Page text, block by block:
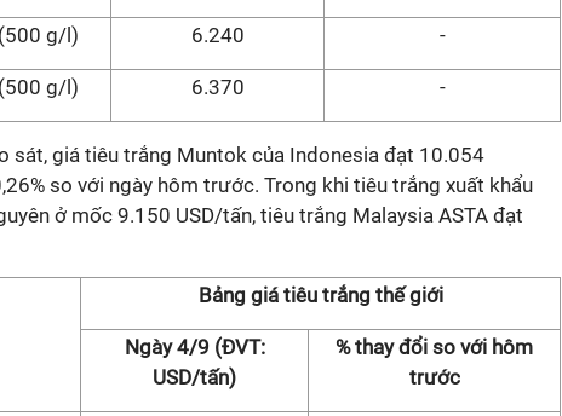
g/l) 6.240 -
g/l) 6.370 -
sát, giá tiêu trắng Muntok của Indonesia đạt 10.054
so với ngày hôm trước. Trong khi tiêu trắng xuất khẩu
ở mốc 9.150 USD/tấn, tiêu trắng Malaysia ASTA đạt
Bảng giá tiêu trắng thế giới
Ngày 4/9 (ĐVT:
USD/tấn)
% thay đổi so với hôm
trước